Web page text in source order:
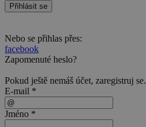
Přihlásit se
Nebo se přihlas přes:
facebook
Zapomenuté heslo?
Pokud ještě nemáš účet, zaregistruj se.
E-mail *
Jméno *